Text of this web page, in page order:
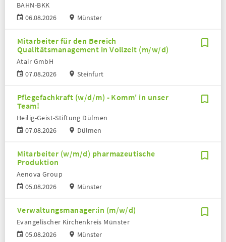
06.08.2026
BAHN-BKK
Münster
Mitarbeiter für den Bereich
Qualitätsmanagement in Vollzeit (m/w/d)
07.08.2026
Atair GmbH
Steinfurt
Pflegefachkraft (w/d/m) - Komm' in unser
Team!
07.08.2026
Heilig-Geist-Stiftung Dülmen
Dülmen
Mitarbeiter (w/m/d) pharmazeutische
Produktion
05.08.2026
Aenova Group
Münster
Verwaltungsmanager:in (m/w/d)
05.08.2026
Evangelischer Kirchenkreis Münster
Münster